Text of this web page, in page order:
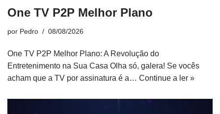
One TV P2P Melhor Plano
por Pedro 08/08/2026
One TV P2P Melhor Plano: A Revolução do
Entretenimento na Sua Casa Olha só, galera! Se vocês
acham que a TV por assinatura é a… Continue a ler »